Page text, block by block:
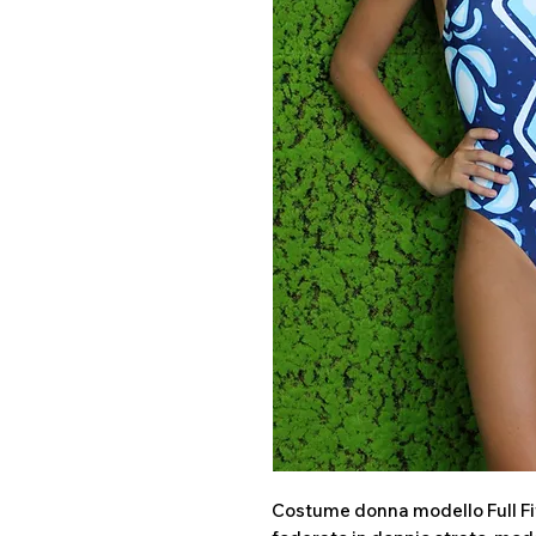
Costume donna modello Full